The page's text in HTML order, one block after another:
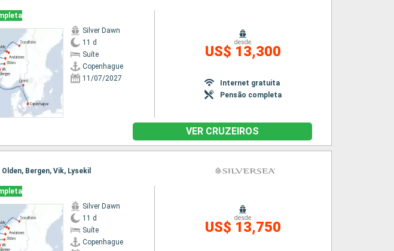
Silver Dawn
11 d
Suíte
Copenhague
11/07/2027
desde
US$ 13,300
Internet gratuita
Pensão completa
VER CRUZEIROS
Bergen, Vik, Lysekil
Silver Dawn
11 d
Suíte
Copenhague
desde
US$ 13,750